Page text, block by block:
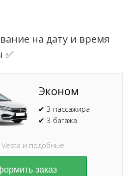
на дату и время
✅
заказ
Эконом
Vesta и подобные
✔ 3 пассажира
✔ 3 багажа